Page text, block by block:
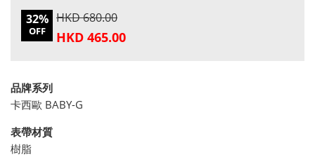
32%
OFF
HKD 680.00
HKD 465.00
品牌系列
卡西歐 BABY-G
表帶材質
樹脂